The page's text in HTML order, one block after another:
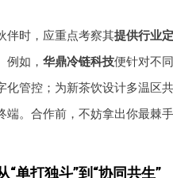
伴时，应重点考察其提供行业
例如， 华鼎冷链科技便针对不
化管控；为新茶饮设计多温区
端。合作前，不妨拿出你最棘
“单打独斗”到“协同共生”